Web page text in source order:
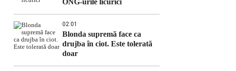
ONG-urile licurici
02:01
Blonda supremă face ca
drujba în ciot. Este tolerată
doar